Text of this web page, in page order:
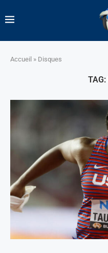
Accueil » Disques
TAG: